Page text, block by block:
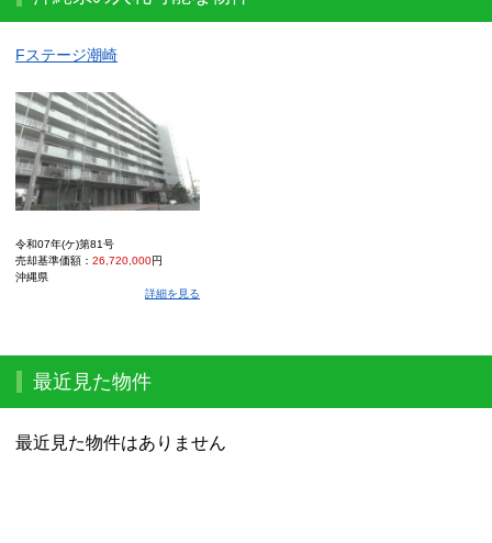
Fステージ潮崎
令和07年(ケ)第81号
売却基準価額： 26,720,000円
沖縄県
詳細を見る
最近見た物件
最近見た物件はありません